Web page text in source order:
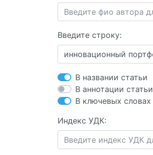
Введите строку:
В названии статьи
В аннотации статьи
В ключевых словах
Индекс УДК: